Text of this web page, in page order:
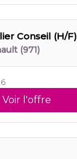
Conseil (H/F)
(971)
Voir l'offre